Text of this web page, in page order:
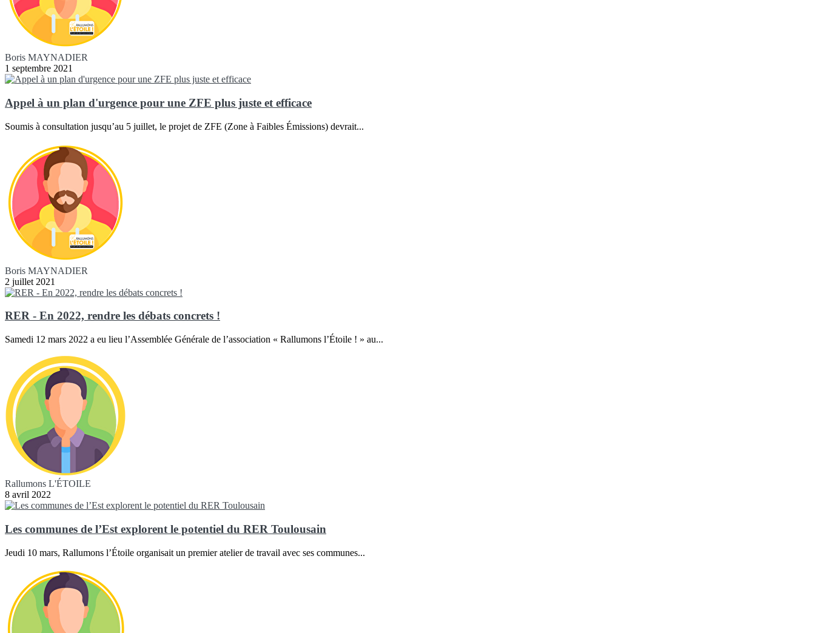
Boris MAYNADIER
1 septembre 2021
Appel à un plan d'urgence pour une ZFE plus juste et efficace
Soumis à consultation jusqu’au 5 juillet, le projet de ZFE (Zone à Faibles Émissions) devrait...
Boris MAYNADIER
2 juillet 2021
RER - En 2022, rendre les débats concrets !
Samedi 12 mars 2022 a eu lieu l’Assemblée Générale de l’association « Rallumons l’Étoile ! » au...
Rallumons L'ÉTOILE
8 avril 2022
Les communes de l’Est explorent le potentiel du RER Toulousain
Jeudi 10 mars, Rallumons l’Étoile organisait un premier atelier de travail avec ses communes...